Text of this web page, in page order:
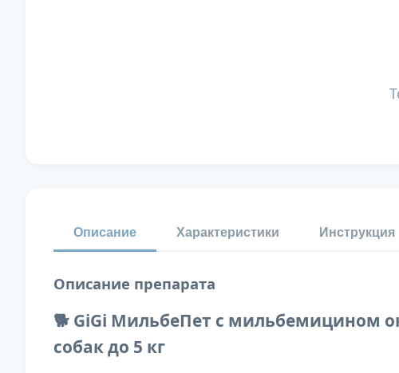
Описание Характеристики Инструкция
Описание препарата
🐕 GiGi МильбеПет с мильбемицином
собак до 5 кг